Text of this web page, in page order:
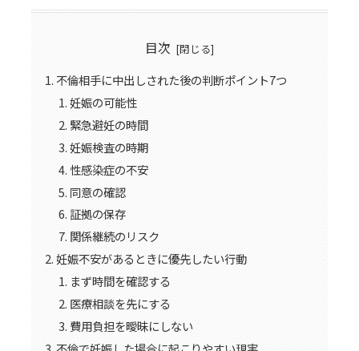
目次
不倫相手に中出しされた後の判断ポイント7つ
妊娠の可能性
緊急避妊の時間
妊娠検査の時期
性感染症の不安
同意の確認
証拠の保存
関係継続のリスク
妊娠不安があるときに優先したい行動
まず時間を確認する
医療相談を先にする
費用負担を曖昧にしない